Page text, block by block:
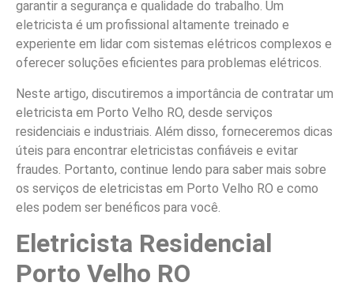
garantir a segurança e qualidade do trabalho. Um
eletricista é um profissional altamente treinado e
experiente em lidar com sistemas elétricos complexos e
oferecer soluções eficientes para problemas elétricos.
Neste artigo, discutiremos a importância de contratar um
eletricista em Porto Velho RO, desde serviços
residenciais e industriais. Além disso, forneceremos dicas
úteis para encontrar eletricistas confiáveis e evitar
fraudes. Portanto, continue lendo para saber mais sobre
os serviços de eletricistas em Porto Velho RO e como
eles podem ser benéficos para você.
Eletricista Residencial
Porto Velho RO